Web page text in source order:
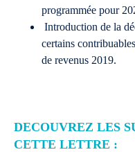
programmée pour
Introduction de la
certains
de revenus 2019.
DECOUVREZ LES
CETTE LETTRE :